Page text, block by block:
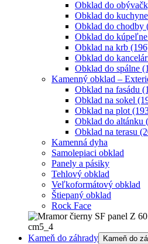
Obklad do
Obklad do kuchyne
Obklad do chodby
Obklad do kúpeľne
Obklad na krb
Obklad do
Obklad do spálne
Kamenný obklad –
Obklad na fasádu
Obklad na sokel
Obklad na plot
Obklad do altánku
Obklad na terasu
Kamenná dyha
Samolepiaci obklad
Panely a pásiky
Tehlový obklad
Veľkoformátový obklad
Štiepaný obklad
Rock Face
Kameň do záhrady Kameň do